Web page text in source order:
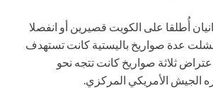
أُطلقا على الكويت قصيرين أو انفصلا
فشلت عدة صواريخ باليستية كانت تستهدف
اعتراض ثلاثة صواريخ كانت تتجه نحو
الجيش الأمريكي المركزي.